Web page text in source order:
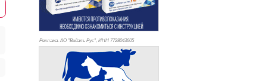
Реклама. АО "Видаль Рус", ИНН 7728043605